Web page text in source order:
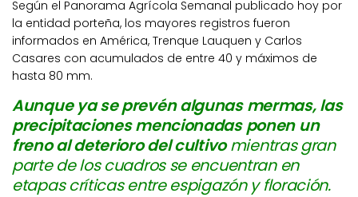
Según el Panorama Agrícola Semanal publicado hoy por
la entidad porteña, los mayores registros fueron
informados en América, Trenque Lauquen y Carlos
Casares con acumulados de entre 40 y máximos de
hasta 80 mm.
Aunque ya se prevén algunas mermas, las
precipitaciones mencionadas ponen un
freno al deterioro del cultivomientras gran
parte de los cuadros se encuentran en
etapas críticas entre espigazón y floración.